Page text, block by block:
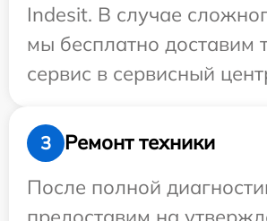
Indesit. В случае
мы бесплатно доставим
сервис в сервисный
3
Ремонт техники
После полной